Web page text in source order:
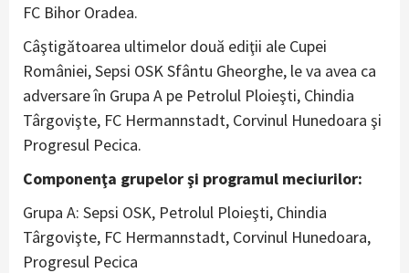
FC Bihor Oradea.
Câştigătoarea ultimelor două ediţii ale Cupei
României, Sepsi OSK Sfântu Gheorghe, le va avea ca
adversare în Grupa A pe Petrolul Ploieşti, Chindia
Târgovişte, FC Hermannstadt, Corvinul Hunedoara şi
Progresul Pecica.
Componenţa grupelor şi programul meciurilor:
Grupa A: Sepsi OSK, Petrolul Ploieşti, Chindia
Târgovişte, FC Hermannstadt, Corvinul Hunedoara,
Progresul Pecica